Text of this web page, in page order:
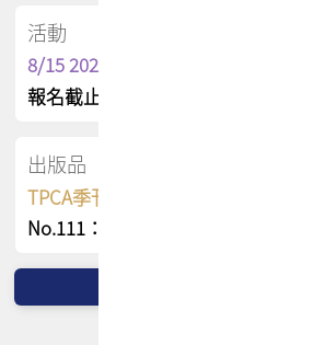
活動
8/15 2026 TPCA健康盃保齡球聯誼賽
報名截止日 : 8/3 活動日期 : 8/15
出版品
TPCA季刊 FREE 線上版
No.111：PCB全球風險布局與韌性